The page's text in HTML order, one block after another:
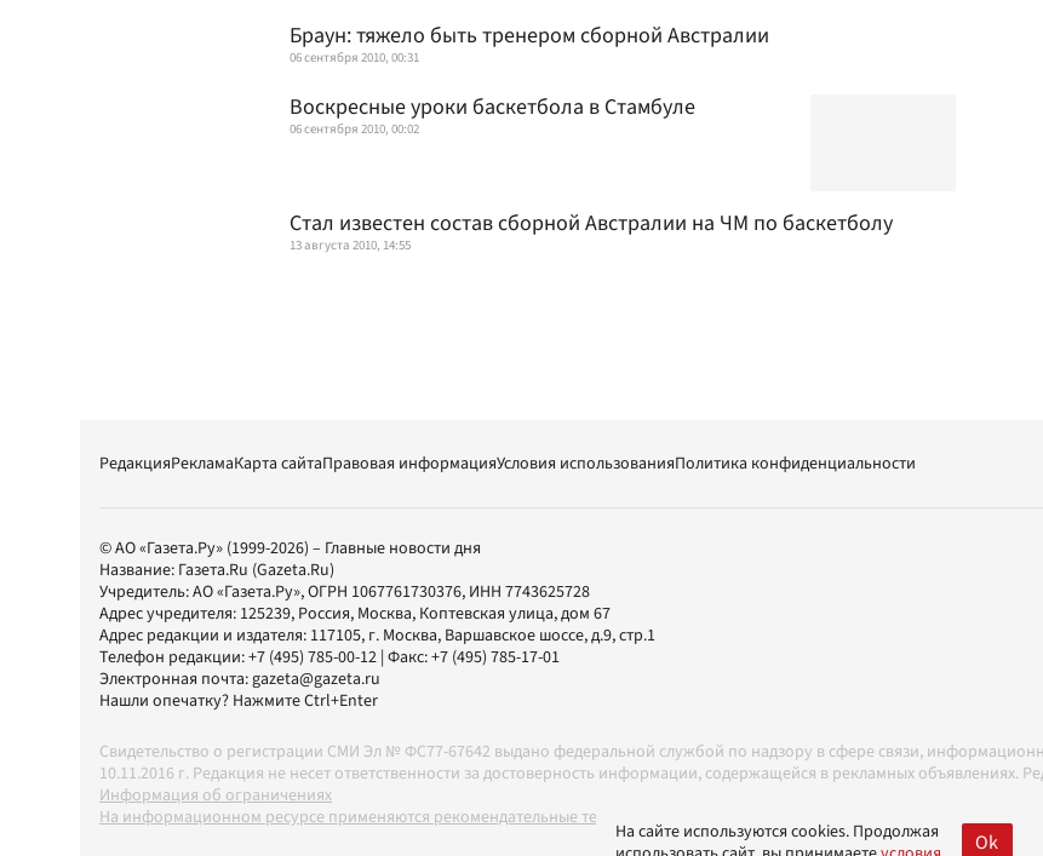
Браун: тяжело быть тренером сборной Австралии
06 сентября 2010, 00:31
Воскресные уроки баскетбола в Стамбуле
06 сентября 2010, 00:02
Стал известен состав сборной Австралии на ЧМ по баскетболу
13 августа 2010, 14:55
РедакцияРекламаКарта сайтаПравовая информацияУсловия использованияПолитика конфиденциальности
© АО «Газета.Ру» (1999-2026) – Главные новости дня
Название: Газета.Ru (Gazeta.Ru)
Учредитель:АО «Газета.Ру», ОГРН 1067761730376, ИНН 7743625728
Адрес учредителя: 125239, Россия, Москва, Коптевская улица, дом 67
Адрес редакции и издателя: 117105, г. Москва, Варшавское шоссе, д.9, стр.1
Телефон редакции:+7 (495) 785-00-12 | Факс:+7 (495) 785-17-01
Электронная почта:gazeta@gazeta.ru
Нашли опечатку? Нажмите Ctrl+Enter
Свидетельство о регистрации СМИ Эл № ФС77-67642 выдано федеральной службой по надзору в сфере связи,
10.11.2016 г. Редакция не несет ответственности за достоверность информации, содержащейся в рекламных объявлениях.
Информация об ограничениях
На информационном ресурсе применяются рекомендательные технологии в соответствии с Правилами
На сайте используются cookies. Продолжая
Ok